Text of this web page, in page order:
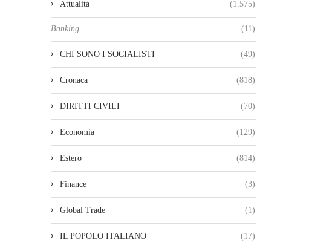
Attualità (1.575)
Banking (11)
CHI SONO I SOCIALISTI (49)
Cronaca (818)
DIRITTI CIVILI (70)
Economia (129)
Estero (814)
Finance (3)
Global Trade (1)
IL POPOLO ITALIANO (17)